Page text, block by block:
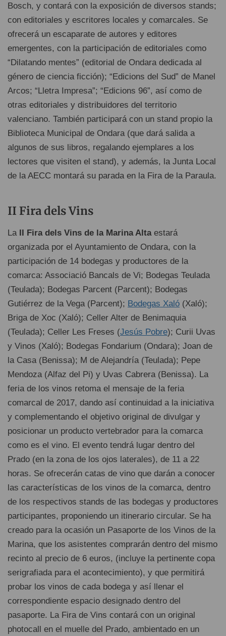
Bosch, y contará con la exposición de diversos stands;
con editoriales y escritores locales y comarcales. Se
ofrecerá un escaparate de autores y editores
emergentes, con la participación de editoriales como
“Dilatando mentes” (editorial de Ondara dedicada al
género de ciencia ficción); “Edicions del Sud” de Manel
Arcos; “Lletra Impresa”; “Edicions 96”, así como de
otras editoriales y distribuidores del territorio
valenciano. También participará con un stand propio la
Biblioteca Municipal de Ondara (que dará salida a
algunos de sus libros, regalando ejemplares a los
lectores que visiten el stand), y además, la Junta Local
de la AECC montará su parada en la Fira de la Paraula.
II Fira dels Vins
La II Fira dels Vins de la Marina Altaestará
organizada por el Ayuntamiento de Ondara, con la
participación de 14 bodegas y productores de la
comarca: Associació Bancals de Vi; Bodegas Teulada
(Teulada); Bodegas Parcent (Parcent); Bodegas
Gutiérrez de la Vega (Parcent); Bodegas Xaló (Xaló);
Briga de Xoc (Xaló); Celler Alter de Benimaquia
(Teulada); Celler Les Freses (Jesús Pobre); Curii Uvas
y Vinos (Xaló); Bodegas Fondarium (Ondara); Joan de
la Casa (Benissa); M de Alejandría (Teulada); Pepe
Mendoza (Alfaz del Pi) y Uvas Cabrera (Benissa). La
feria de los vinos retoma el mensaje de la feria
comarcal de 2017, dando así continuidad a la iniciativa
y complementando el objetivo original de divulgar y
posicionar un producto vertebrador para la comarca
como es el vino. El evento tendrá lugar dentro del
Prado (en la zona de los ojos laterales), de 11 a 22
horas. Se ofrecerán catas de vino que darán a conocer
las características de los vinos de la comarca, dentro
de los respectivos stands de las bodegas y productores
participantes, proponiendo un itinerario circular. Se ha
creado para la ocasión un Pasaporte de los Vinos de la
Marina, que los asistentes comprarán dentro del mismo
recinto al precio de 6 euros, (incluye la pertinente copa
serigrafiada para el acontecimiento), y que permitirá
probar los vinos de cada bodega y así llenar el
correspondiente espacio designado dentro del
pasaporte. La Fira de Vins contará con un original
photocall en el muelle del Prado, ambientado en un